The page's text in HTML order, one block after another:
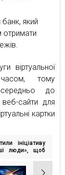
який
отримати
віртуальної
тому
до
сайти для
картки
ініціативу
люди», щоб